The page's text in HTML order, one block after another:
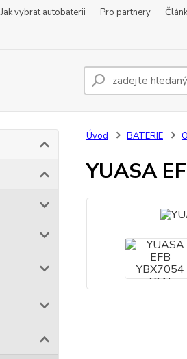
Jak vybrat autobaterii Pro partnery
Úvod BATERIE
YUASA